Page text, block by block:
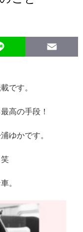
です。
高の手段！
ゆかです。
。